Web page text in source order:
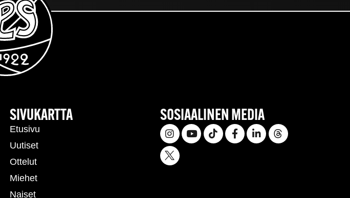
SIVUKARTTA
Etusivu
Uutiset
Ottelut
Miehet
Naiset
SOSIAALINEN MEDIA